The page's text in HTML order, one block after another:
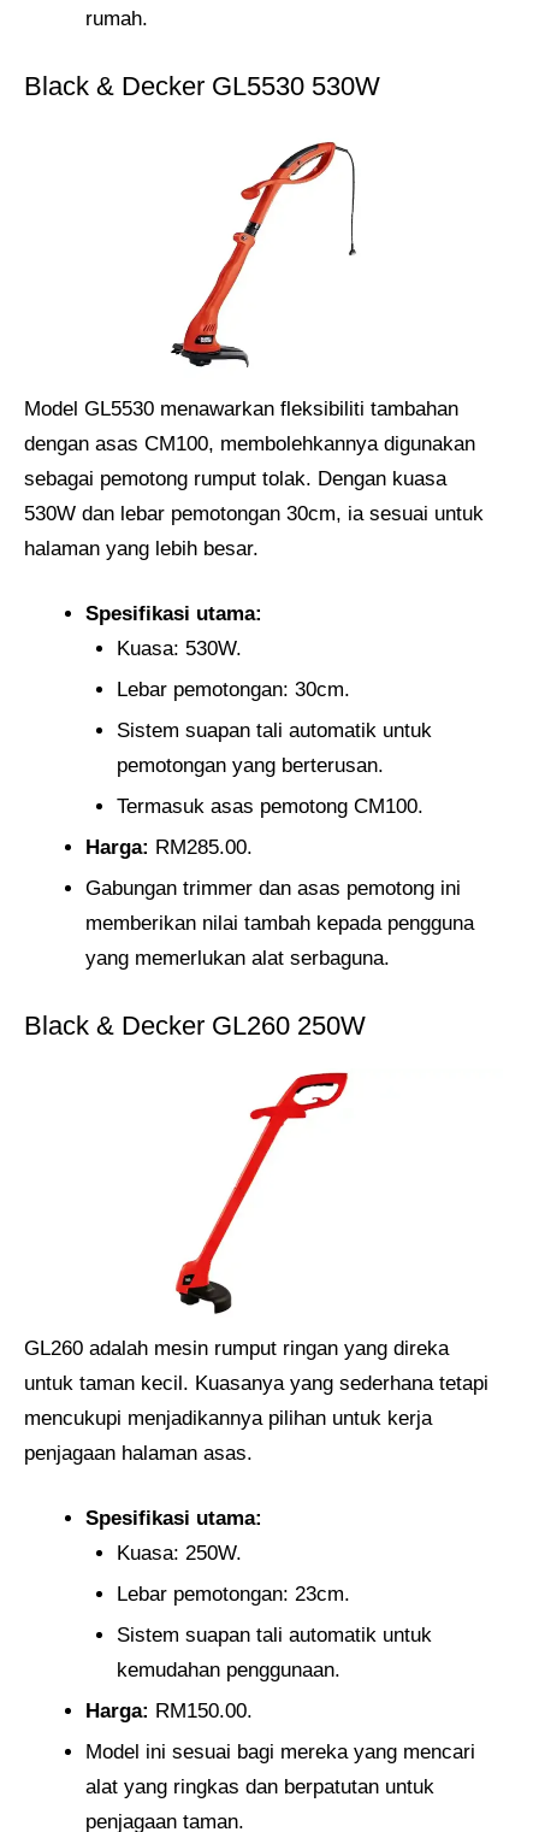
rumah.
Black & Decker GL5530 530W
Model GL5530 menawarkan fleksibiliti tambahan
dengan asas CM100, membolehkannya digunakan
sebagai pemotong rumput tolak. Dengan kuasa
530W dan lebar pemotongan 30cm, ia sesuai untuk
halaman yang lebih besar.
Spesifikasi utama:
Kuasa: 530W.
Lebar pemotongan: 30cm.
Sistem suapan tali automatik untuk
pemotongan yang berterusan.
Termasuk asas pemotong CM100.
Harga: RM285.00.
Gabungan trimmer dan asas pemotong ini
memberikan nilai tambah kepada pengguna
yang memerlukan alat serbaguna.
Black & Decker GL260 250W
GL260 adalah mesin rumput ringan yang direka
untuk taman kecil. Kuasanya yang sederhana tetapi
mencukupi menjadikannya pilihan untuk kerja
penjagaan halaman asas.
Spesifikasi utama:
Kuasa: 250W.
Lebar pemotongan: 23cm.
Sistem suapan tali automatik untuk
kemudahan penggunaan.
Harga: RM150.00.
Model ini sesuai bagi mereka yang mencari
alat yang ringkas dan berpatutan untuk
penjagaan taman.